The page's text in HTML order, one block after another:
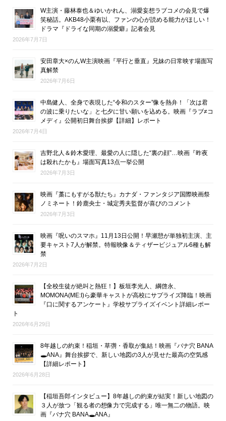
W主演・藤林泰也＆ゆいかれん、溺愛妄想ラブコメの会見で爆
笑秘話。AKB48小栗有以、ファンの心が読める能力がほしい！
ドラマ『ドライな同期の溺愛癖』記者会見
2026年7月7日
安田章大×のんW主演映画『平行と垂直』兄妹の日常映す場面写
真解禁
2026年7月6日
中島健人、全身で表現した“令和のスター”像を熱弁！「次は君
の波に乗りたいな」と七夕に甘い願いを込める。映画『ラブ≠コ
メディ』公開初日舞台挨拶【詳細】レポート
2026年7月4日
吉野北人＆鈴木愛理、最愛の人に隠した“裏の顔”…映画『昨夜
は殺れたかも』場面写真13点一挙公開
2026年7月3日
映画『藁にもすがる獣たち』カナダ・ファンタジア国際映画祭
ノミネート！鈴鹿央士・城定秀夫監督が喜びのコメント
2026年7月3日
映画『呪いのスマホ』11月13日公開！早瀬憩が単独初主演、主
要キャスト7人が解禁。特報映像＆ティザービジュアル6種も解
禁
2026年7月2日
【全校生徒が絶叫と熱狂！】板垣李光人、綱啓永、
MOMONA(ME:I)ら豪華キャストが高校にサプライズ降臨！映画
『口に関するアンケート』学校サプライズイベント詳細レポー
ト
2026年6月29日
8年越しの約束！稲垣・草彅・香取が集結！映画『バナ穴 BANA
🕳ANA』舞台挨拶で、新しい地図の3人が見せた最高の空気感
【詳細レポート】
2026年6月28日
【稲垣吾郎インタビュー】8年越しの約束が結実！新しい地図の
３人が放つ「観る者の想像力で完成する」唯一無二の物語。映
画『バナ穴 BANA🕳ANA』